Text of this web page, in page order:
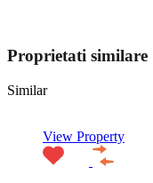
Proprietati similare
Similar
View Property